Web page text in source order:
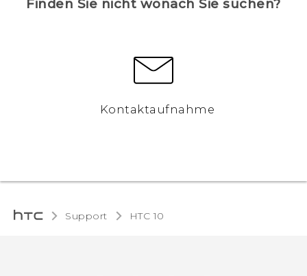
Finden Sie nicht wonach Sie suchen?
Kontaktaufnahme
Support HTC 10‎